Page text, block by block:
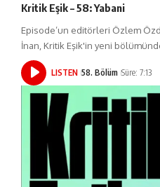
Kritik Eşik – 58: Yabani
Episode’un editörleri Özlem
İnan, Kritik Eşik'in yeni
LISTEN 58. Bölüm Süre: 7:13